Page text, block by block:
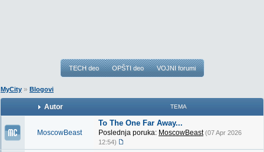
TECH deo OPŠTI deo VOJNI forumi
MyCity » Blogovi
Autor TEMA
MoscowBeast
To The One Far Away...
Poslednja poruka: MoscowBeast (07 Apr 2026
12:54)